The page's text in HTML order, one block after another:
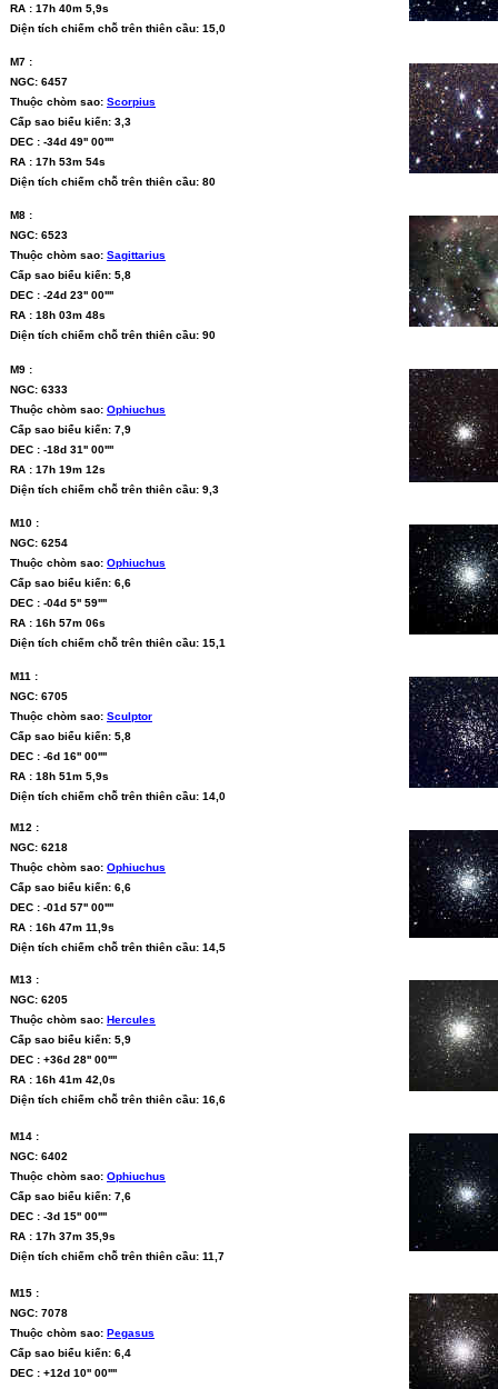
RA : 17h 40m 5,9s
Diện tích chiếm chỗ trên thiên cầu: 15,0
M7 :
NGC: 6457
Thuộc chòm sao: Scorpius
Cấp sao biểu kiến: 3,3
DEC : -34d 49'' 00''''
RA : 17h 53m 54s
Diện tích chiếm chỗ trên thiên cầu: 80
M8 :
NGC: 6523
Thuộc chòm sao: Sagittarius
Cấp sao biểu kiến: 5,8
DEC : -24d 23'' 00''''
RA : 18h 03m 48s
Diện tích chiếm chỗ trên thiên cầu: 90
M9 :
NGC: 6333
Thuộc chòm sao: Ophiuchus
Cấp sao biểu kiến: 7,9
DEC : -18d 31'' 00''''
RA : 17h 19m 12s
Diện tích chiếm chỗ trên thiên cầu: 9,3
M10 :
NGC: 6254
Thuộc chòm sao: Ophiuchus
Cấp sao biểu kiến: 6,6
DEC : -04d 5'' 59''''
RA : 16h 57m 06s
Diện tích chiếm chỗ trên thiên cầu: 15,1
M11 :
NGC: 6705
Thuộc chòm sao: Sculptor
Cấp sao biểu kiến: 5,8
DEC : -6d 16'' 00''''
RA : 18h 51m 5,9s
Diện tích chiếm chỗ trên thiên cầu: 14,0
M12 :
NGC: 6218
Thuộc chòm sao: Ophiuchus
Cấp sao biểu kiến: 6,6
DEC : -01d 57'' 00''''
RA : 16h 47m 11,9s
Diện tích chiếm chỗ trên thiên cầu: 14,5
M13 :
NGC: 6205
Thuộc chòm sao: Hercules
Cấp sao biểu kiến: 5,9
DEC : +36d 28'' 00''''
RA : 16h 41m 42,0s
Diện tích chiếm chỗ trên thiên cầu: 16,6
M14 :
NGC: 6402
Thuộc chòm sao: Ophiuchus
Cấp sao biểu kiến: 7,6
DEC : -3d 15'' 00''''
RA : 17h 37m 35,9s
Diện tích chiếm chỗ trên thiên cầu: 11,7
M15 :
NGC: 7078
Thuộc chòm sao: Pegasus
Cấp sao biểu kiến: 6,4
DEC : +12d 10'' 00''''